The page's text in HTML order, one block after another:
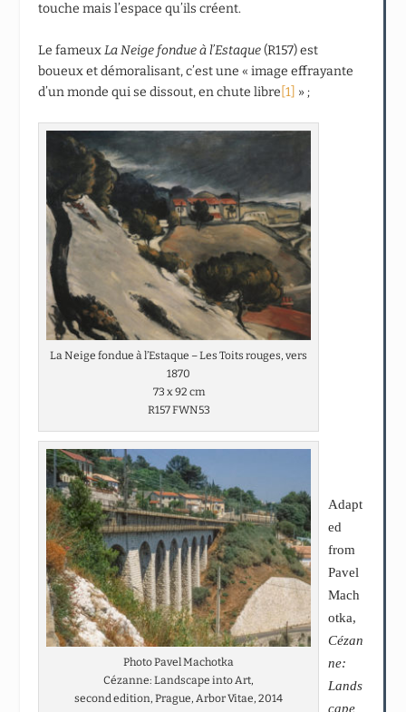
touche mais l’espace qu’ils créent.
Le fameuxLa Neige fondue à l’Estaque(R157) est
boueux et démoralisant, c’est une « image effrayante
d’un monde qui se dissout, en chute libre [1] » ;
La Neige fondue à l’Estaque – Les Toits rouges, vers
1870
73 x 92 cm
R157 FWN53
Photo Pavel Machotka
Cézanne: Landscape into Art,
second edition, Prague, Arbor Vitae, 2014
Adapt
ed
from
Pavel
Mach
otka,
Cézan
ne:
Lands
cape